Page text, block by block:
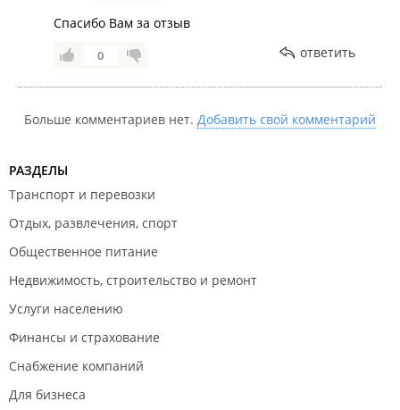
Спасибо Вам за отзыв
0 ответить
Больше комментариев нет. Добавить свой комментарий
РАЗДЕЛЫ
Транспорт и перевозки
Отдых, развлечения, спорт
Общественное питание
Недвижимость, строительство и ремонт
Услуги населению
Финансы и страхование
Снабжение компаний
Для бизнеса